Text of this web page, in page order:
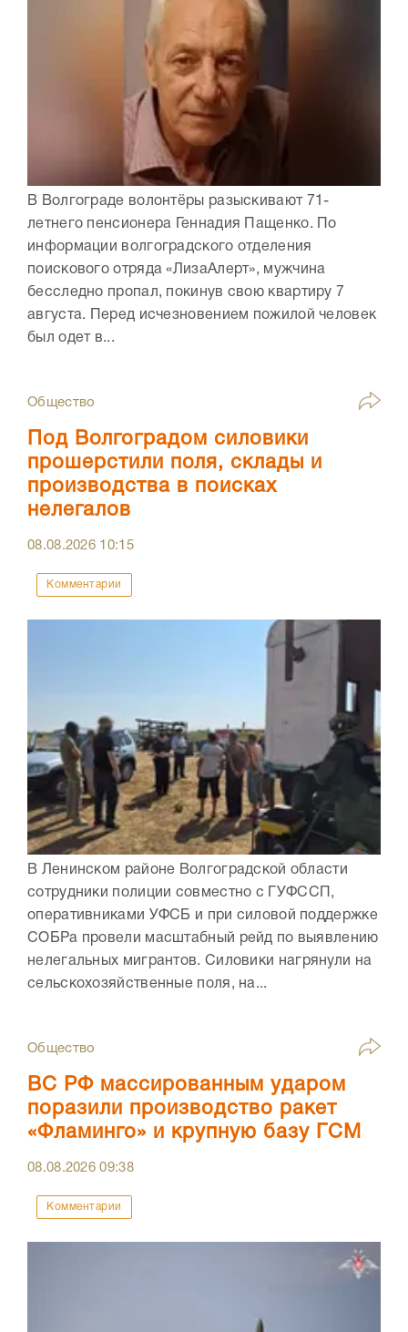
В Волгограде волонтёры разыскивают 71-
летнего пенсионера Геннадия Пащенко. По
информации волгоградского отделения
поискового отряда «ЛизаАлерт», мужчина
бесследно пропал, покинув свою квартиру 7
августа. Перед исчезновением пожилой человек
был одет в...
Общество
Под Волгоградом силовики
прошерстили поля, склады и
производства в поисках
нелегалов
08.08.2026 10:15
Комментарии
В Ленинском районе Волгоградской области
сотрудники полиции совместно с ГУФССП,
оперативниками УФСБ и при силовой поддержке
СОБРа провели масштабный рейд по выявлению
нелегальных мигрантов. Силовики нагрянули на
сельскохозяйственные поля, на...
Общество
ВС РФ массированным ударом
поразили производство ракет
«Фламинго» и крупную базу ГСМ
08.08.202609:38
Комментарии